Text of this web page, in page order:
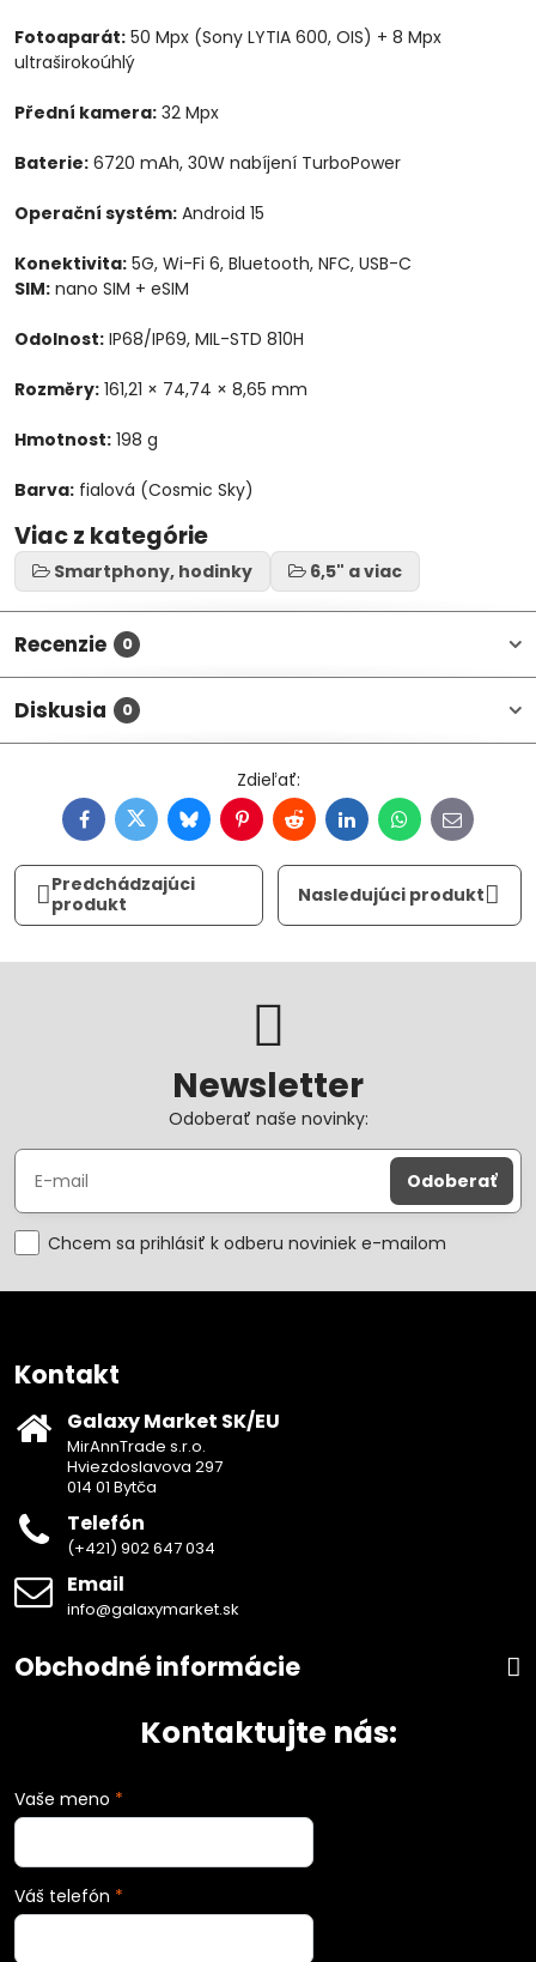
Fotoaparát: 50 Mpx (Sony LYTIA 600, OIS) + 8 Mpx
ultraširokoúhlý
Přední kamera: 32 Mpx
Baterie: 6720 mAh, 30W nabíjení TurboPower
Operační systém: Android 15
Konektivita: 5G, Wi-Fi 6, Bluetooth, NFC, USB-C
SIM: nano SIM + eSIM
Odolnost: IP68/IP69, MIL-STD 810H
Rozměry: 161,21 × 74,74 × 8,65 mm
Hmotnost: 198 g
Barva: fialová (Cosmic Sky)
Viac z kategórie
Smartphony, hodinky 6,5" a viac
Recenzie 0
Diskusia 0
FacebookTwitterBlueskyPinterestRedditLinkedInWhatsApp
E-
mail
Predchádzajúci
produkt
Nasledujúci produkt
Newsletter
Odoberať naše novinky:
Odoberať
Chcem sa prihlásiť k odberu noviniek e-mailom
Kontakt
Galaxy Market SK/EU
MirAnnTrade s.r.o.
Hviezdoslavova 297
014 01 Bytča
Telefón
(+421) 902 647 034
Email
info@galaxymarket.sk
Obchodné informácie
Kontaktujte nás:
Vaše meno *
Váš telefón *